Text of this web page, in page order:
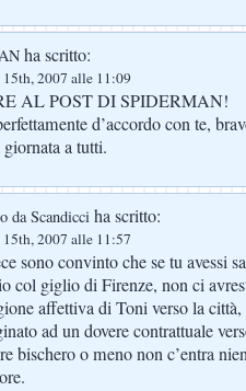
ha scritto:
2007 alle 11:09
AL POST DI SPIDERMAN!
d’accordo con te,
a tutti.
da Scandicci ha scritto:
2007 alle 11:57
sono convinto che se tu avessi
col giglio di Firenze, non ci
affettiva di Toni verso la
ad un dovere contrattuale
bischero o meno non c’entra